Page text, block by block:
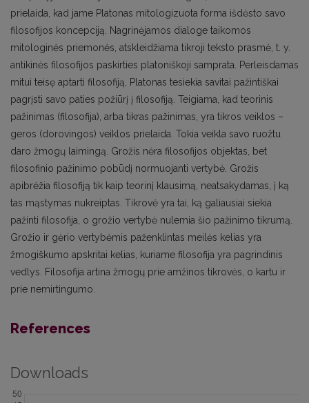
prielaida, kad jame Platonas mitologizuota forma išdėsto savo
filosofijos koncepciją. Nagrinėjamos dialoge taikomos
mitologinės priemonės, atskleidžiama tikroji teksto prasmė, t. y.
antikinės filosofijos paskirties platoniškoji samprata. Perleisdamas
mitui teisę aptarti filosofiją, Platonas tesiekia savitai pažintiškai
pagrįsti savo paties požiūrį į filosofiją. Teigiama, kad teorinis
pažinimas (filosofija), arba tikras pažinimas, yra tikros veiklos –
geros (dorovingos) veiklos prielaida. Tokia veikla savo ruožtu
daro žmogų laimingą. Grožis nėra filosofijos objektas, bet
filosofinio pažinimo pobūdį normuojanti vertybė. Grožis
apibrėžia filosofiją tik kaip teorinį klausimą, neatsakydamas, į ką
tas mąstymas nukreiptas. Tikrovė yra tai, ką galiausiai siekia
pažinti filosofija, o grožio vertybė nulemia šio pažinimo tikrumą.
Grožio ir gėrio vertybėmis paženklintas meilės kelias yra
žmogiškumo apskritai kelias, kuriame filosofija yra pagrindinis
vedlys. Filosofija artina žmogų prie amžinos tikrovės, o kartu ir
prie nemirtingumo.
References
Downloads